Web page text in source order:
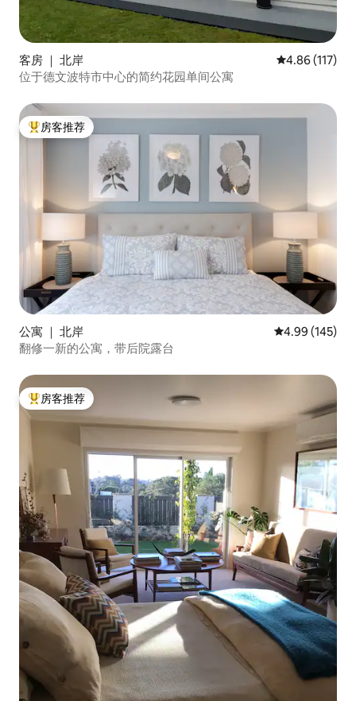
客房 ｜ 北岸 平均评分 4.86
4.86 (117)
位于德文波特市中心的简约花园单间公寓
热门「房客推荐」
房客推荐
公寓 ｜ 北岸 平均评分 4.99
4.99 (145)
翻修一新的公寓，带后院露台
热门「房客推荐」
房客推荐